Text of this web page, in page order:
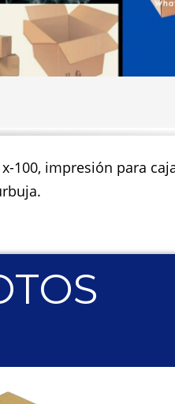
100, impresión para